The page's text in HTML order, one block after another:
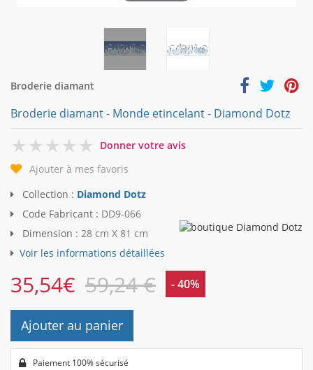
Broderie diamant
Broderie diamant - Monde etincelant - Diamond Dotz
0
Donner votre avis
Ajouter à mes favoris
Collection : Diamond Dotz
Code Fabricant : DD9-066
Dimension : 28 cm X 81 cm
Voir les informations détaillées
35,54€ 59,24 € - 40%
Ajouter au panier
Paiement 100% sécurisé